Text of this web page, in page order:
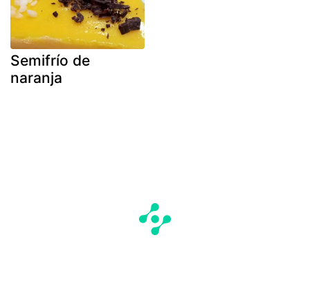
Semifrío de
naranja